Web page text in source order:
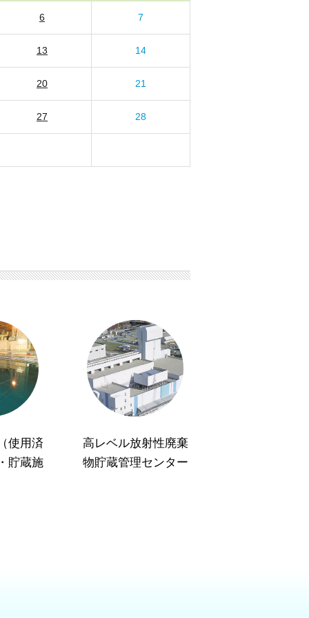
6 7
13 14
20 21
27 28
使用済
貯蔵施
高レベル放射性廃棄
物貯蔵管理センター